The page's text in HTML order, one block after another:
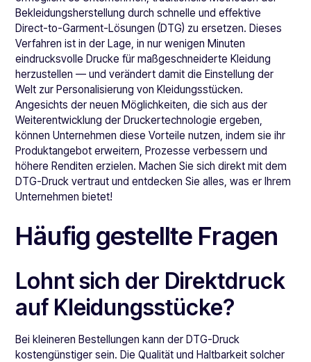
Bekleidungsherstellung durch schnelle und effektive
Direct-to-Garment-Lösungen (DTG) zu ersetzen. Dieses
Verfahren ist in der Lage, in nur wenigen Minuten
eindrucksvolle Drucke für maßgeschneiderte Kleidung
herzustellen — und verändert damit die Einstellung der
Welt zur Personalisierung von Kleidungsstücken.
Angesichts der neuen Möglichkeiten, die sich aus der
Weiterentwicklung der Druckertechnologie ergeben,
können Unternehmen diese Vorteile nutzen, indem sie ihr
Produktangebot erweitern, Prozesse verbessern und
höhere Renditen erzielen. Machen Sie sich direkt mit dem
DTG-Druck vertraut und entdecken Sie alles, was er Ihrem
Unternehmen bietet!
Häufig gestellte Fragen
Lohnt sich der Direktdruck
auf Kleidungsstücke?
Bei kleineren Bestellungen kann der DTG-Druck
kostengünstiger sein. Die Qualität und Haltbarkeit solcher